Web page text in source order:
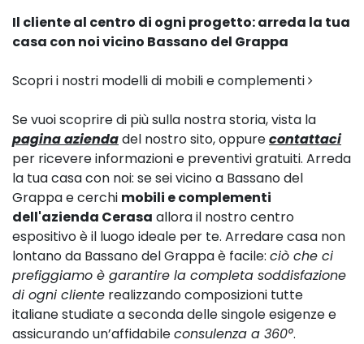
Il cliente al centro di ogni progetto: arreda la tua
casa con noi vicino Bassano del Grappa
Scopri i nostri modelli di mobili e complementi
Se vuoi scoprire di più sulla nostra storia, vista la
pagina aziendadel nostro sito, oppurecontattaci
per ricevere informazioni e preventivi gratuiti. Arreda
la tua casa con noi: se sei vicino a Bassano del
Grappa e cerchi mobili e complementi
dell'azienda Cerasa allora il nostro centro
espositivo è il luogo ideale per te. Arredare casa non
lontano da Bassano del Grappa è facile: ciò che ci
prefiggiamo è garantire la completa soddisfazione
di ogni cliente realizzando composizioni tutte
italiane studiate a seconda delle singole esigenze e
assicurando un’affidabileconsulenza a 360°.